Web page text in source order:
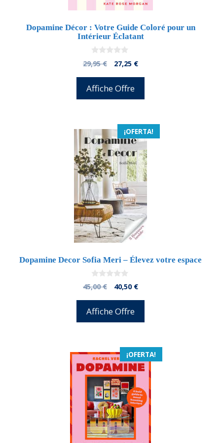
Dopamine Décor : Votre Guide Coloré pour un
Intérieur Éclatant
0
d
29,95€
El
original
era:
27,25 €El
Affiche Offre
¡OFERTA!
Dopamine Decor Sofia Meri – Élevez votre espace
0
d
45,00€
El
original
era:
40,50 €El
Affiche Offre
¡OFERTA!